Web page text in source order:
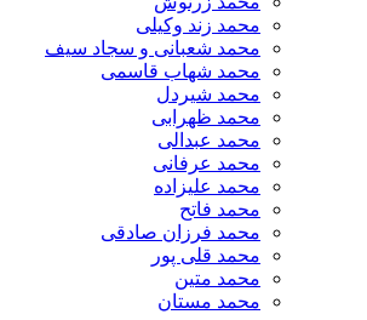
محمد زند وکیلی
محمد شعبانی و سجاد سیف
محمد شهاب قاسمی
​محمد شیردل
محمد ظهرابی
محمد عبدالی
محمد عرفانی
محمد علیزاده
محمد فاتح
محمد فرزان صادقی
محمد قلی پور
محمد متین
محمد مستان